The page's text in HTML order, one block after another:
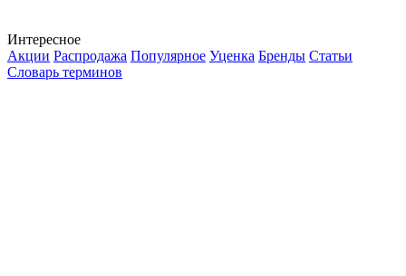
Интересное
Акции Распродажа Популярное Уценка Бренды Статьи
Словарь терминов